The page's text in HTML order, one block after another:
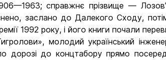
справжнє прізвище —
заслано до Далекого Сходу,
1992 року, і його книги почали
молодий український
по дорозі до концтабору прямо